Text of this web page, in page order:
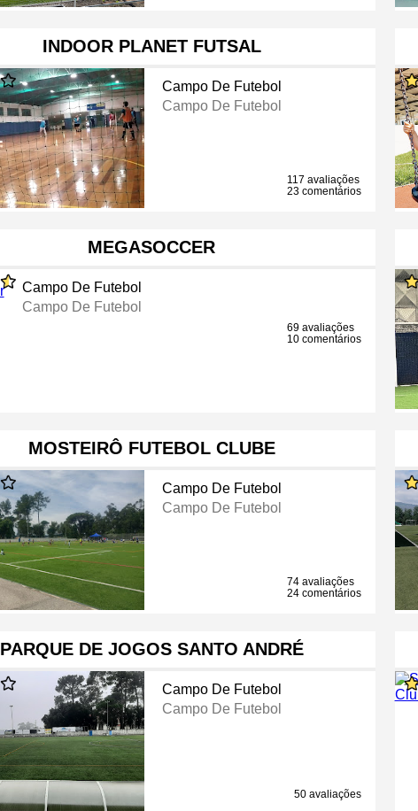
INDOOR PLANET FUTSAL
Campo De Futebol
Campo De Futebol
117 avaliações
23 comentários
MEGASOCCER
Campo De Futebol
Campo De Futebol
69 avaliações
10 comentários
MOSTEIRÔ FUTEBOL CLUBE
Campo De Futebol
Campo De Futebol
74 avaliações
24 comentários
PARQUE DE JOGOS SANTO ANDRÉ
Campo De Futebol
Campo De Futebol
50 avaliações